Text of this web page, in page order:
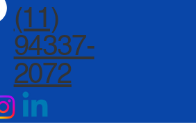
(11)
94337-
2072